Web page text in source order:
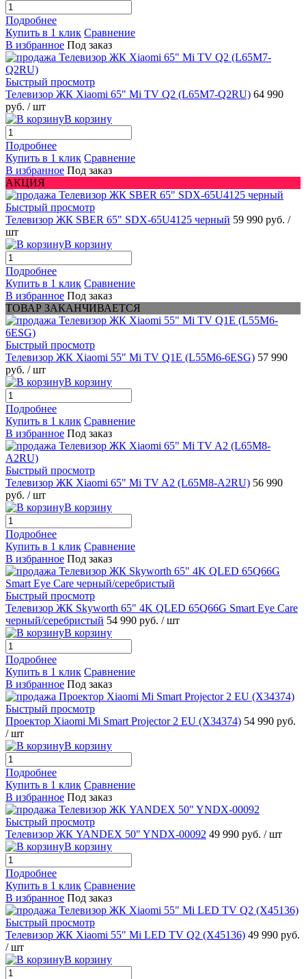
Подробнее
Купить в 1 клик Сравнение
В избранное Под заказ
Быстрый просмотр
Телевизор ЖК Xiaomi 65" Mi TV Q2 (L65M7-Q2RU) 64 990
руб. / шт
В корзину
Подробнее
Купить в 1 клик Сравнение
В избранное Под заказ
АКЦИЯ
Быстрый просмотр
Телевизор ЖК SBER 65" SDX-65U4125 черный 59 990 руб. /
шт
В корзину
Подробнее
Купить в 1 клик Сравнение
В избранное Под заказ
ТОВАР ЗАКАНЧИВАЕТСЯ
Быстрый просмотр
Телевизор ЖК Xiaomi 55" Mi TV Q1E (L55M6-6ESG) 57 990
руб. / шт
В корзину
Подробнее
Купить в 1 клик Сравнение
В избранное Под заказ
Быстрый просмотр
Телевизор ЖК Xiaomi 65" Mi TV A2 (L65M8-A2RU) 56 990
руб. / шт
В корзину
Подробнее
Купить в 1 клик Сравнение
В избранное Под заказ
Быстрый просмотр
Телевизор ЖК Skyworth 65" 4K QLED 65Q66G Smart Eye Care
черный/серебристый 54 990 руб. / шт
В корзину
Подробнее
Купить в 1 клик Сравнение
В избранное Под заказ
Быстрый просмотр
Проектор Xiaomi Mi Smart Projector 2 EU (X34374) 54 990 руб.
/ шт
В корзину
Подробнее
Купить в 1 клик Сравнение
В избранное Под заказ
Быстрый просмотр
Телевизор ЖК YANDEX 50" YNDX-00092 49 990 руб. / шт
В корзину
Подробнее
Купить в 1 клик Сравнение
В избранное Под заказ
Быстрый просмотр
Телевизор ЖК Xiaomi 55" Mi LED TV Q2 (X45136) 49 990 руб.
/ шт
В корзину